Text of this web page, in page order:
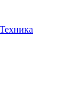
Техника